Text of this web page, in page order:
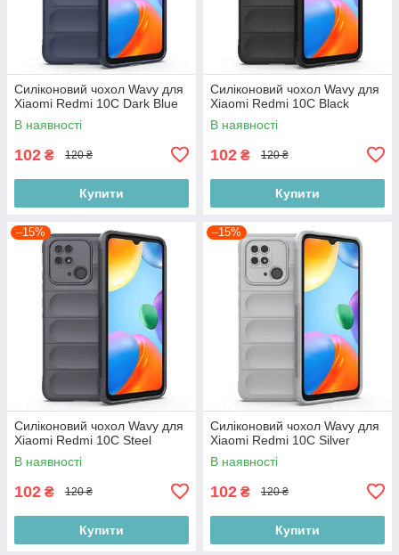
Силіконовий чохол Wavy для
Xiaomi Redmi 10C Dark Blue
В наявності
102 ₴ 120 ₴
Купити
Силіконовий чохол Wavy для
Xiaomi Redmi 10C Black
В наявності
102 ₴ 120 ₴
Купити
–15%
Силіконовий чохол Wavy для
Xiaomi Redmi 10C Steel
В наявності
102 ₴ 120 ₴
Купити
–15%
Силіконовий чохол Wavy для
Xiaomi Redmi 10C Silver
В наявності
102 ₴ 120 ₴
Купити